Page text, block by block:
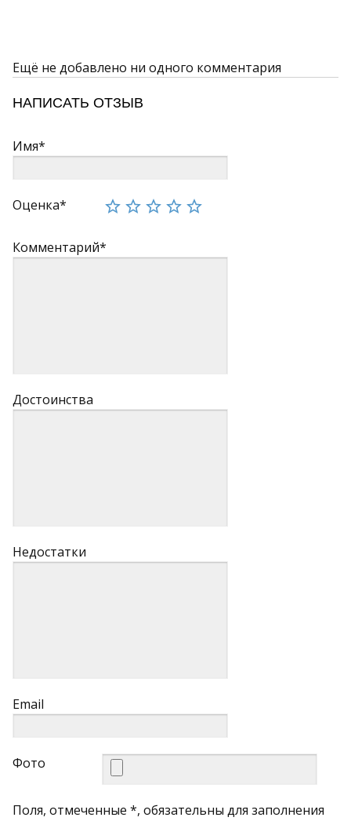
Ещё не добавлено ни одного комментария
НАПИСАТЬ ОТЗЫВ
Имя*
Оценка*
Комментарий*
Достоинства
Недостатки
Email
Фото
Поля, отмеченные *, обязательны для заполнения